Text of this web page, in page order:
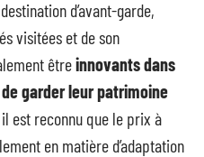
d’avant-garde,
visitées et de son
êtreinnovants dans
garder leur patrimoine
il est reconnu que le prix à
en matière d’adaptation